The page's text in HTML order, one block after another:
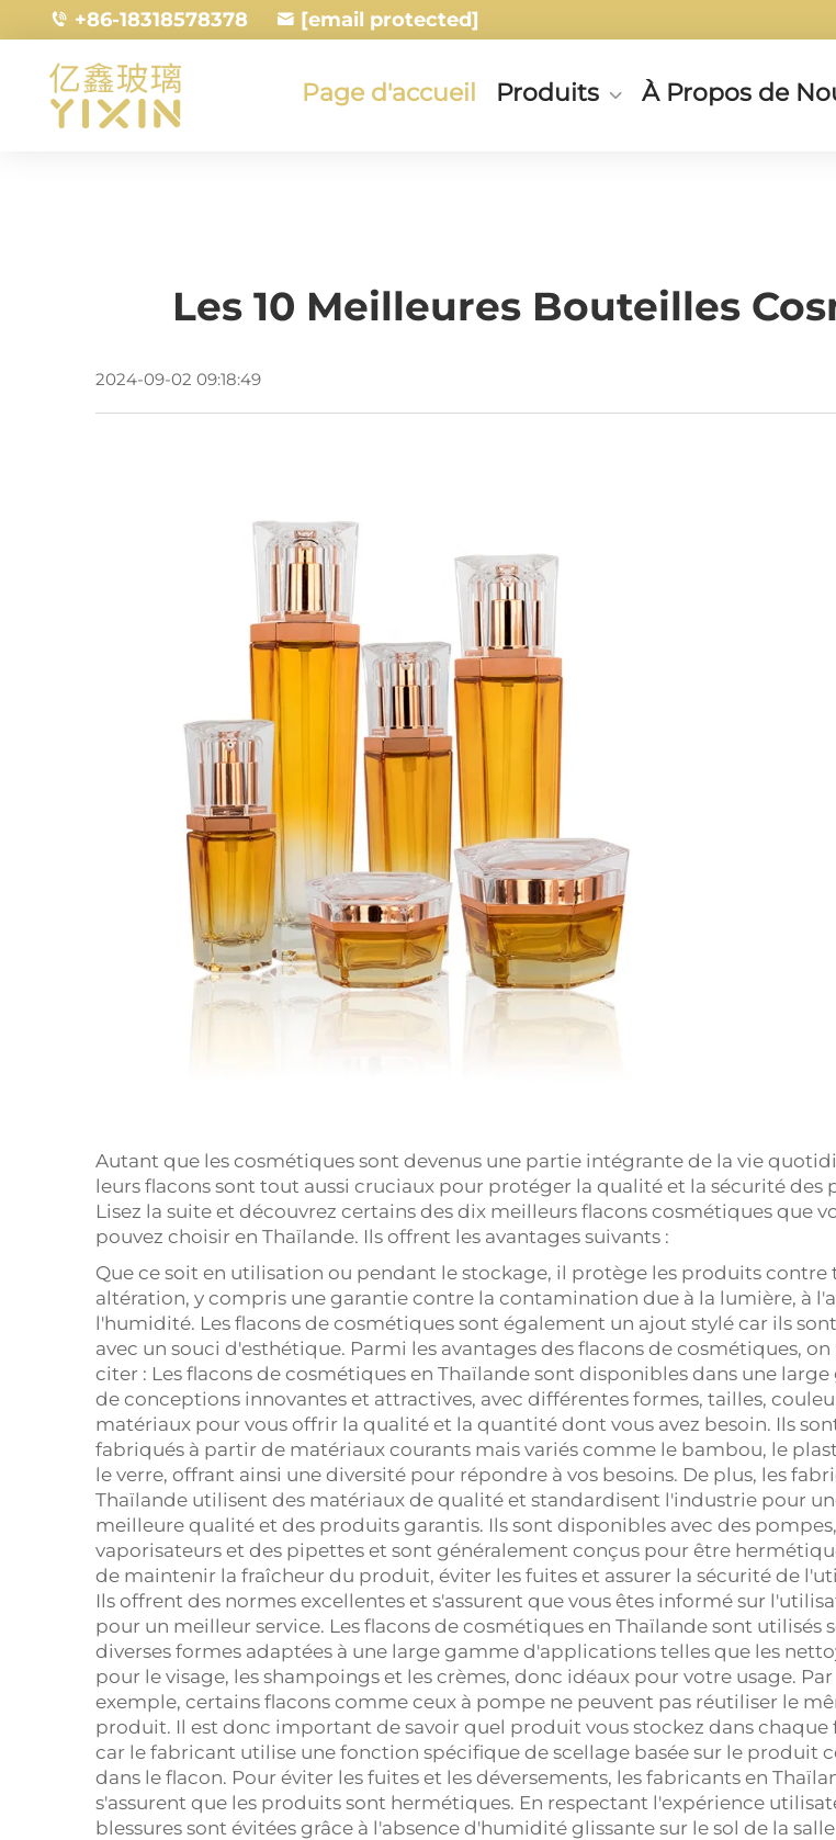
+86-18318578378 [email protected]
Page d'accueil Produits À Propos de
Les 10 Meilleures Bouteilles
2024-09-02 09:18:49
Autant que les cosmétiques sont devenus une partie intégrante de la vie
leurs flacons sont tout aussi cruciaux pour protéger la qualité et la sécurité des
Lisez la suite et découvrez certains des dix meilleurs flacons cosmétiques que
pouvez choisir en Thaïlande. Ils offrent les avantages suivants :
Que ce soit en utilisation ou pendant le stockage, il protège les produits contre
altération, y compris une garantie contre la contamination due à la lumière, à
l'humidité. Les flacons de cosmétiques sont également un ajout stylé car ils
avec un souci d'esthétique. Parmi les avantages des flacons de cosmétiques,
citer : Les flacons de cosmétiques en Thaïlande sont disponibles dans une
de conceptions innovantes et attractives, avec différentes formes, tailles,
matériaux pour vous offrir la qualité et la quantité dont vous avez besoin. Ils
fabriqués à partir de matériaux courants mais variés comme le bambou, le
le verre, offrant ainsi une diversité pour répondre à vos besoins. De plus, les
Thaïlande utilisent des matériaux de qualité et standardisent l'industrie pour
meilleure qualité et des produits garantis. Ils sont disponibles avec des
vaporisateurs et des pipettes et sont généralement conçus pour être
de maintenir la fraîcheur du produit, éviter les fuites et assurer la sécurité de
Ils offrent des normes excellentes et s'assurent que vous êtes informé sur
pour un meilleur service. Les flacons de cosmétiques en Thaïlande sont utilisés
diverses formes adaptées à une large gamme d'applications telles que les
pour le visage, les shampoings et les crèmes, donc idéaux pour votre usage. Par
exemple, certains flacons comme ceux à pompe ne peuvent pas réutiliser le
produit. Il est donc important de savoir quel produit vous stockez dans chaque
car le fabricant utilise une fonction spécifique de scellage basée sur le produit
dans le flacon. Pour éviter les fuites et les déversements, les fabricants en
s'assurent que les produits sont hermétiques. En respectant l'expérience
blessures sont évitées grâce à l'absence d'humidité glissante sur le sol de la